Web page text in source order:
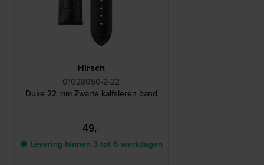
Hirsch
01028050-2-22
Duke 22 mm Zwarte kalfsleren band
49,-
● Levering binnen 3 tot 6 werkdagen